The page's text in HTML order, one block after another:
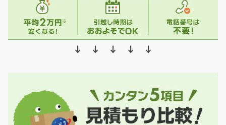
↓ ↓ ↓ ↓ ↓